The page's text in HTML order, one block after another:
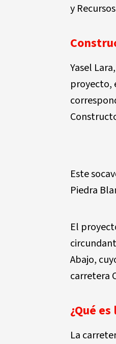
y
Yasel
proyecto,
Este
Piedra
El
Abajo,
carretera
¿Qué
La